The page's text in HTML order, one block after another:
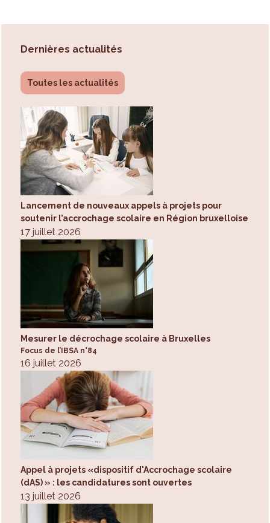
Dernières actualités
Toutes les actualités
Lancement de nouveaux appels à projets pour
soutenir l’accrochage scolaire en Région bruxelloise
17 juillet 2026
Mesurer le décrochage scolaire à Bruxelles
Focus de l’IBSA n°84
16 juillet 2026
Appel à projets «dispositif d'Accrochage scolaire
(dAS) » : les candidatures sont ouvertes
13 juillet 2026